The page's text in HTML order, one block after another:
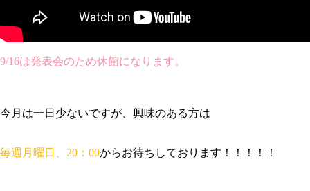
9/16は発表会のため休館になります。
今月は一日少ないですが、興味のある方は
毎週月曜日、20：00からお待ちしております！！！！！